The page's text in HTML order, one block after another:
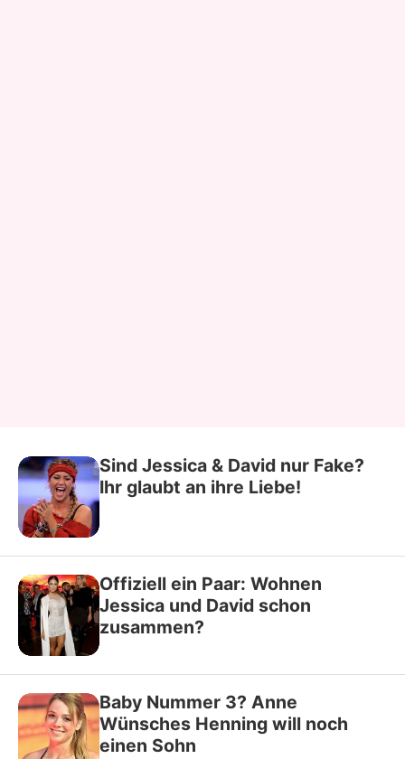
Sind Jessica & David nur Fake?
Ihr glaubt an ihre Liebe!
Offiziell ein Paar: Wohnen
Jessica und David schon
zusammen?
Baby Nummer 3? Anne
Wünsches Henning will noch
einen Sohn